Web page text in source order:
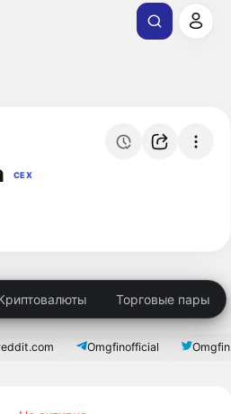
CEX
Торговые пары
Omgfinofficial Omgfin